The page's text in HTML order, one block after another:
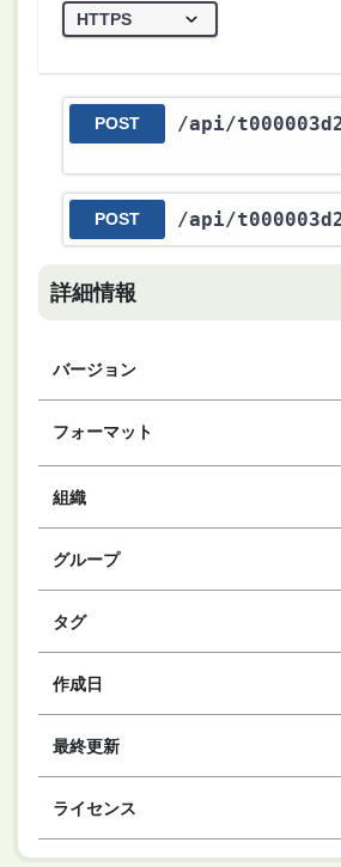
POST /api/
POST /api/
詳細情報
バージョン
フォーマット
組織
グループ
タグ
作成日
最終更新
ライセンス